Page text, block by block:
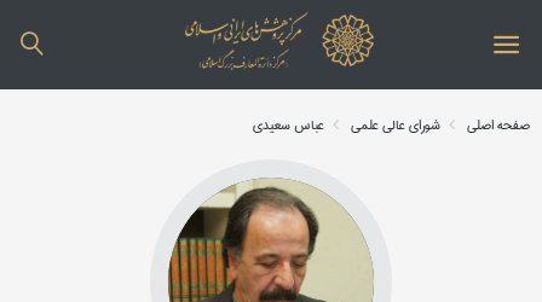
صفحه اصلی شورای عالی علمی عباس سعیدی